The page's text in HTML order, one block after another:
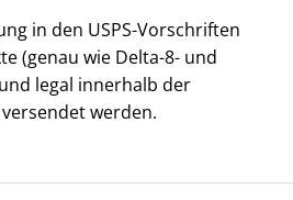
in den USPS-Vorschriften
(genau wie Delta-8- und
legal innerhalb der
werden.